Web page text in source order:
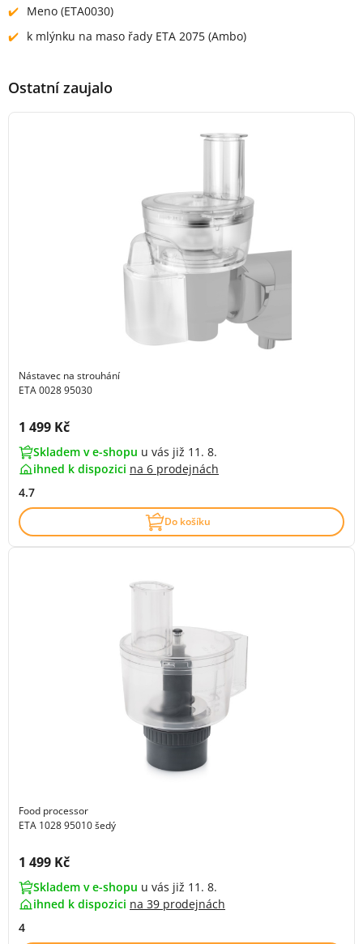
Meno (ETA0030)
k mlýnku na maso řady ETA 2075 (Ambo)
Ostatní zaujalo
Nástavec na strouhání
ETA 0028 95030
Cena s DPH:
1 499 Kč
Skladem v e-shopu u vás již 11. 8.
ihned k dispozici na 6 prodejnách
4.7
Do košíku
Food processor
ETA 1028 95010 šedý
Cena s DPH:
1 499 Kč
Skladem v e-shopu u vás již 11. 8.
ihned k dispozici na 39 prodejnách
4